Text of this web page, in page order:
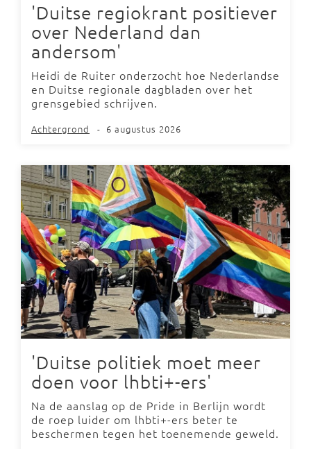
'Duitse regiokrant positiever
over Nederland dan
andersom'
Heidi de Ruiter onderzocht hoe Nederlandse
en Duitse regionale dagbladen over het
grensgebied schrijven.
Achtergrond - 6 augustus 2026
'Duitse politiek moet meer
doen voor lhbti+-ers'
Na de aanslag op de Pride in Berlijn wordt
de roep luider om lhbti+-ers beter te
beschermen tegen het toenemende geweld.